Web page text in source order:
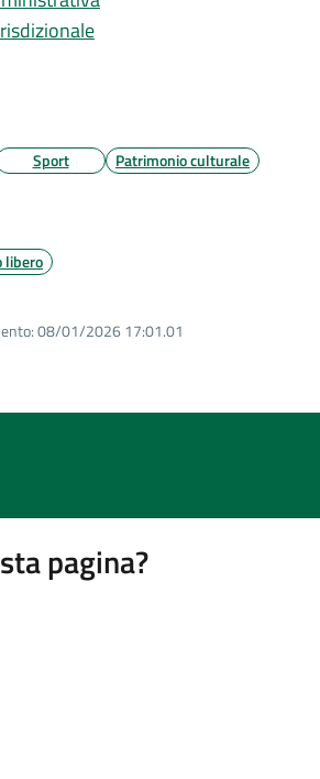
Sport Patrimonio culturale
libero
08/01/2026 17:01.01
pagina?